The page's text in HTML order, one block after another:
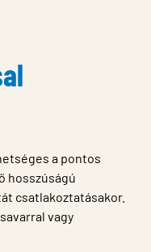
a pontos
hosszúságú
csatlakoztatásakor.
vagy